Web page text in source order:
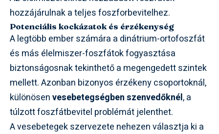
hozzájárulnak a teljes foszforbevitelhez.
Potenciális kockázatok és érzékenység
A legtöbb ember számára a dinátrium-ortofoszfát
és más élelmiszer-foszfátok fogyasztása
biztonságosnak tekinthető a megengedett szintek
mellett. Azonban bizonyos érzékeny csoportoknál,
különösenvesebetegségben szenvedőknél, a
túlzott foszfátbevitel problémát jelenthet.
A vesebetegek szervezete nehezen választja ki a